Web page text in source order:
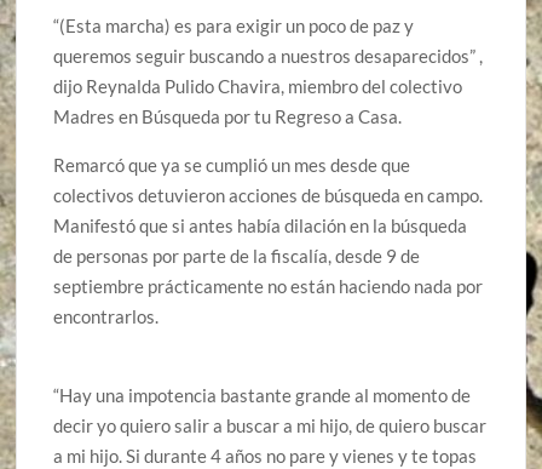
“(Esta marcha) es para exigir un poco de paz y
queremos seguir buscando a nuestros desaparecidos” ,
dijo Reynalda Pulido Chavira, miembro del colectivo
Madres en Búsqueda por tu Regreso a Casa.
Remarcó que ya se cumplió un mes desde que
colectivos detuvieron acciones de búsqueda en campo.
Manifestó que si antes había dilación en la búsqueda
de personas por parte de la fiscalía, desde 9 de
septiembre prácticamente no están haciendo nada por
encontrarlos.
“Hay una impotencia bastante grande al momento de
decir yo quiero salir a buscar a mi hijo, de quiero buscar
a mi hijo. Si durante 4 años no pare y vienes y te topas